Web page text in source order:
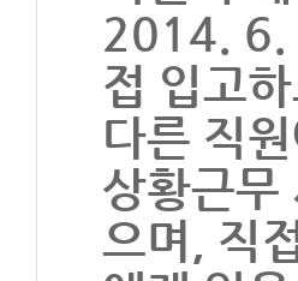
2014. 6.
접 입고
다른 직
상황근무
으며, 직